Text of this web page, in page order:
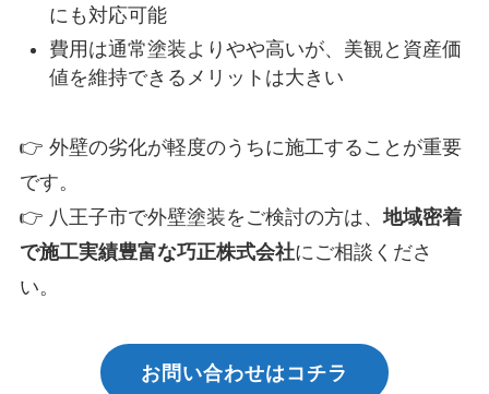
にも対応可能
費用は通常塗装よりやや高いが、美観と資産価
値を維持できるメリットは大きい
👉 外壁の劣化が軽度のうちに施工することが重要
です。
👉 八王子市で外壁塗装をご検討の方は、地域密着
で施工実績豊富な巧正株式会社にご相談くださ
い。
お問い合わせはコチラ